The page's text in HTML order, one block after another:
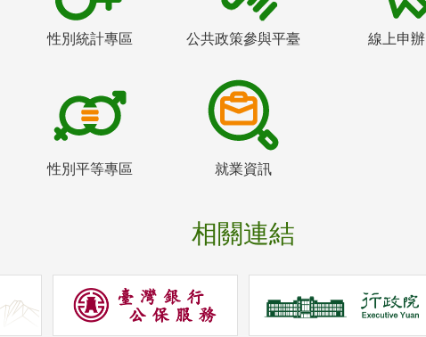
性別統計專區 公共政策參與平臺 線上申辦
性別平等專區 就業資訊
相關連結